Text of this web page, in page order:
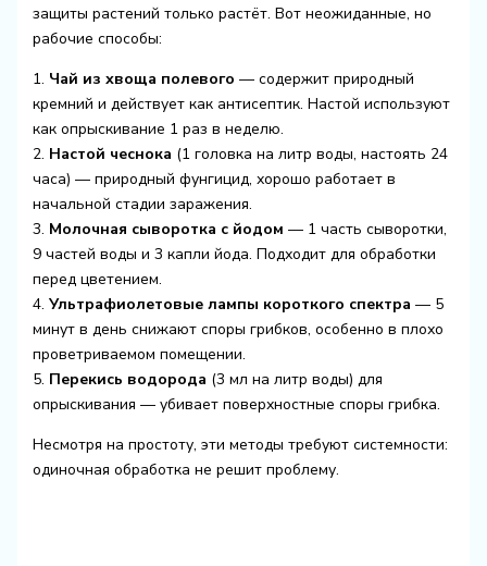
защиты растений только растёт. Вот неожиданные, но
рабочие способы:
1. Чай из хвоща полевого — содержит природный
кремний и действует как антисептик. Настой используют
как опрыскивание 1 раз в неделю.
2. Настой чеснока (1 головка на литр воды, настоять 24
часа) — природный фунгицид, хорошо работает в
начальной стадии заражения.
3. Молочная сыворотка с йодом — 1 часть сыворотки,
9 частей воды и 3 капли йода. Подходит для обработки
перед цветением.
4. Ультрафиолетовые лампы короткого спектра — 5
минут в день снижают споры грибков, особенно в плохо
проветриваемом помещении.
5. Перекись водорода (3 мл на литр воды) для
опрыскивания — убивает поверхностные споры грибка.
Несмотря на простоту, эти методы требуют системности:
одиночная обработка не решит проблему.